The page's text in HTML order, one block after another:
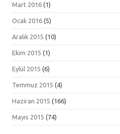
Mart 2016 (1)
Ocak 2016 (5)
Aralık 2015 (10)
Ekim 2015 (1)
Eylül 2015 (6)
Temmuz 2015 (4)
Haziran 2015 (166)
Mayıs 2015 (74)